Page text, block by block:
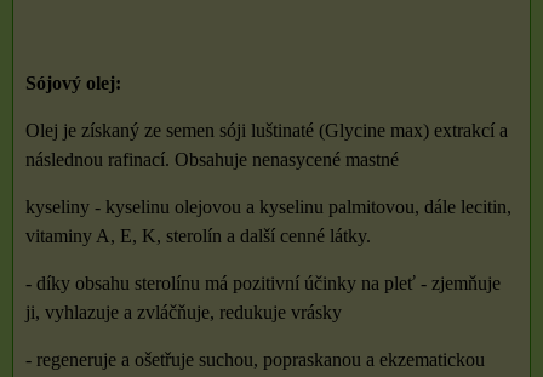
Sójový olej:
Olej je získaný ze semen sóji luštinaté (Glycine max) extrakcí a
následnou rafinací. Obsahuje nenasycené mastné
kyseliny - kyselinu olejovou a kyselinu palmitovou, dále lecitin,
vitaminy A, E, K, sterolín a další cenné látky.
- díky obsahu sterolínu má pozitivní účinky na pleť - zjemňuje
ji, vyhlazuje a zvláčňuje, redukuje vrásky
- regeneruje a ošetřuje suchou, popraskanou a ekzematickou